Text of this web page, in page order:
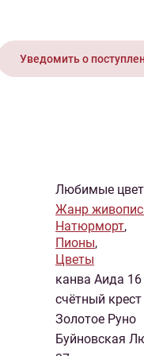
НоскиУведомить о
Любимые
Жанр
Натюрморт,
Пионы,
Цветы
канва Аида 16
счётный крест
Золотое Руно
Буйновская